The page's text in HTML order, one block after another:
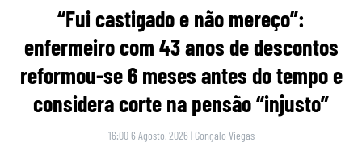
“Fui castigado e não mereço”:
enfermeiro com 43 anos de descontos
reformou-se 6 meses antes do tempo e
considera corte na pensão “injusto”
16:00 6 Agosto, 2026 | Gonçalo Viegas